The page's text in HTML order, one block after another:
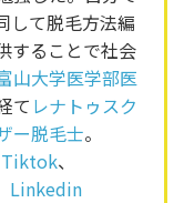
して脱毛方法編
することで社会
山大学医学部医
て レナトゥスク
ー脱毛士。
Tiktok、
Linkedin